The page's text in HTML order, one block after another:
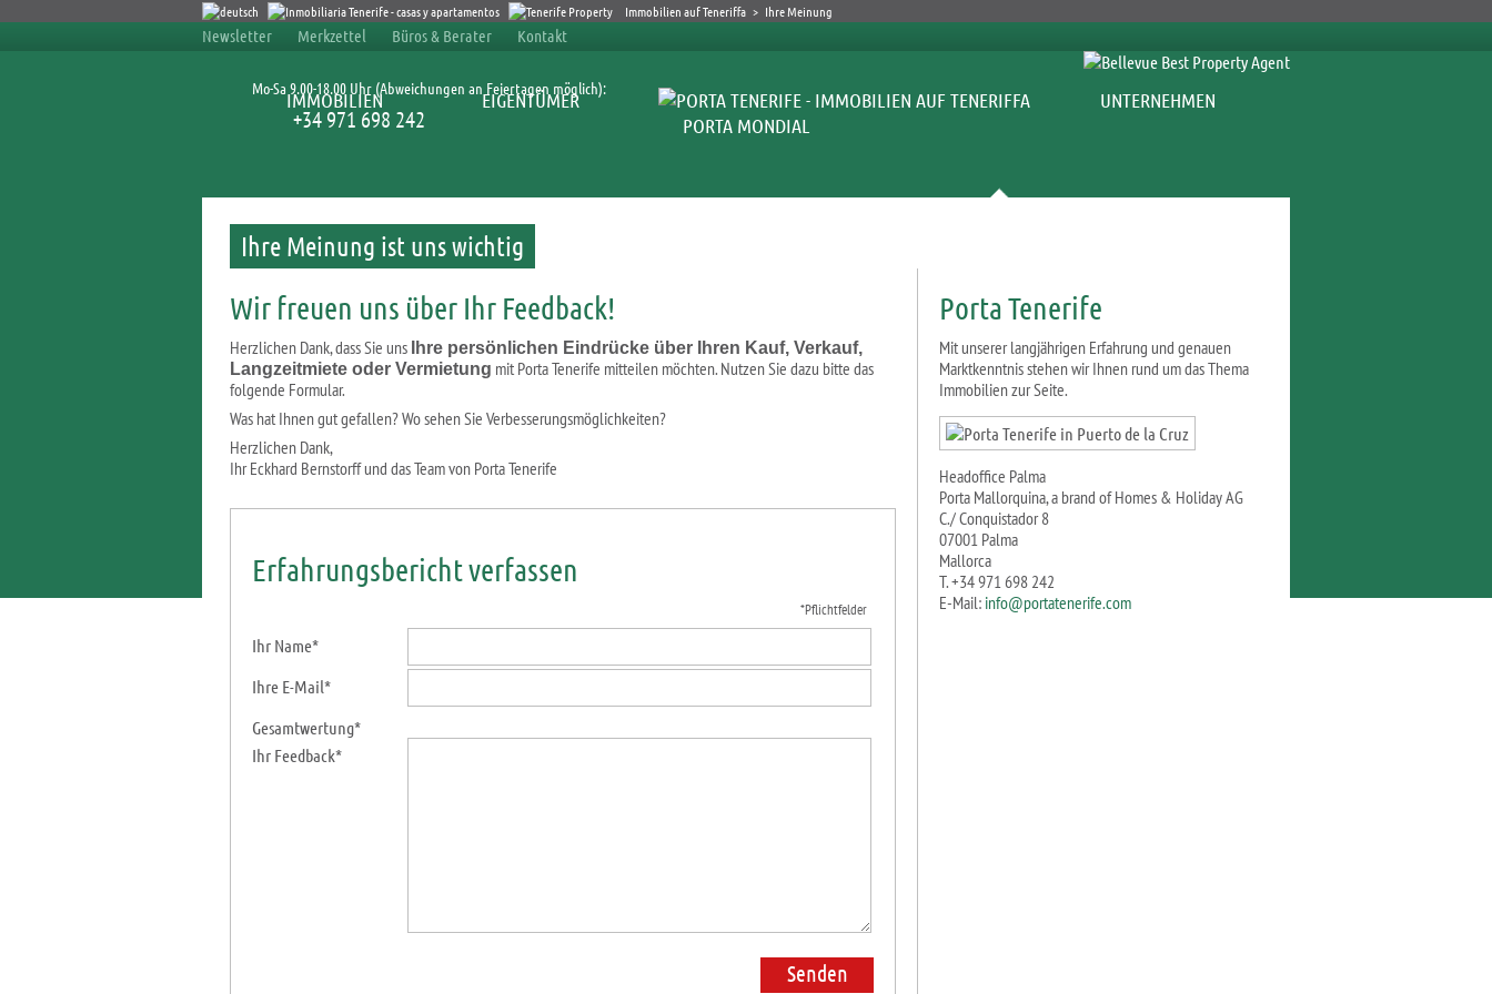
Immobilien auf Teneriffa > Ihre Meinung
Newsletter Merkzettel Büros & Berater Kontakt
Mo-Sa 9.00-18.00 Uhr (Abweichungen an Feiertagen möglich):
+34 971 698 242
IMMOBILIEN EIGENTÜMER
UNTERNEHMEN
PORTA MONDIAL
Ihre Meinung ist uns wichtig
Wir freuen uns über Ihr Feedback!
Herzlichen Dank, dass Sie uns Ihre persönlichen Eindrücke über Ihren Kauf, Verkauf,
Langzeitmiete oder Vermietung mit Porta Tenerife mitteilen möchten. Nutzen Sie dazu bitte das
folgende Formular.
Was hat Ihnen gut gefallen? Wo sehen Sie Verbesserungsmöglichkeiten?
Herzlichen Dank,
Ihr Eckhard Bernstorff und das Team von Porta Tenerife
Erfahrungsbericht verfassen
*Pflichtfelder
Ihr Name*
Ihre E-Mail*
Gesamtwertung*
Ihr Feedback*
Porta Tenerife
Mit unserer langjährigen Erfahrung und genauen
Marktkenntnis stehen wir Ihnen rund um das Thema
Immobilien zur Seite.
Headoffice Palma
Porta Mallorquina, a brand of Homes & Holiday AG
C./ Conquistador 8
07001 Palma
Mallorca
T. +34 971 698 242
E-Mail: info@portatenerife.com